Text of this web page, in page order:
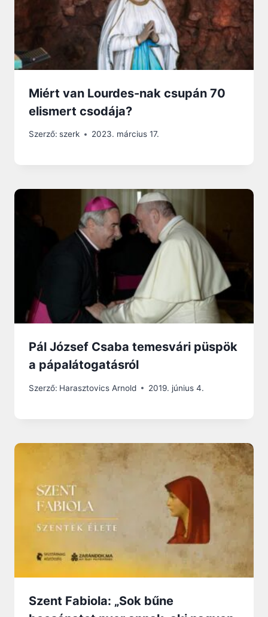
Miért van Lourdes-nak csupán 70
elismert csodája?
Szerző: szerk 2023. március 17.
Pál József Csaba temesvári püspök
a pápalátogatásról
Szerző: Harasztovics Arnold 2019. június 4.
Szent Fabiola: „Sok bűne